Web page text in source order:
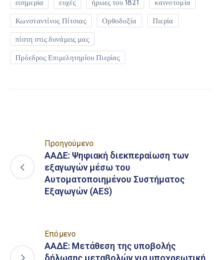
ευημερία ευχές ήρωες του 1821 καινοτομία
Κωνσταντίνος Πίτσιας Ορθοδοξία Πιερία
πίστη στις δυνάμεις μας
Πρόεδρος Επιμελητηρίου Πιερίας
Προηγούμενο
ΑΑΔΕ: Ψηφιακή διεκπεραίωση των
εξαγωγών μέσω του
Αυτοματοποιημένου Συστήματος
Εξαγωγών (AES)
Επόμενο
ΑΑΔΕ: Μετάθεση της υποβολής
δήλωσης μεταβολών για υποχρεωτική